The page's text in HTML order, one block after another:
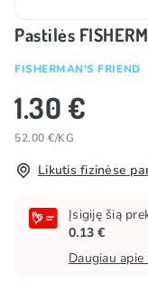
Pastilės
FISHERMAN'S FRIEND
1.30 €
52.00 €/KG
Likutis fizinėse
Įsigiję šią
0.13 €
Daugiau